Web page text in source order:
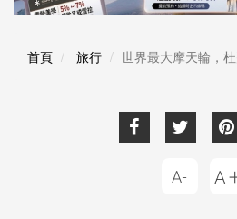
首頁 旅行 世界最大摩天輪，